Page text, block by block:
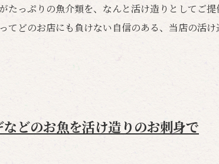
たっぷりの魚介類を、なんと活け造りとしてご
てどのお店にも負けない自信のある、当店の活
どのお魚を活け造りのお刺身で